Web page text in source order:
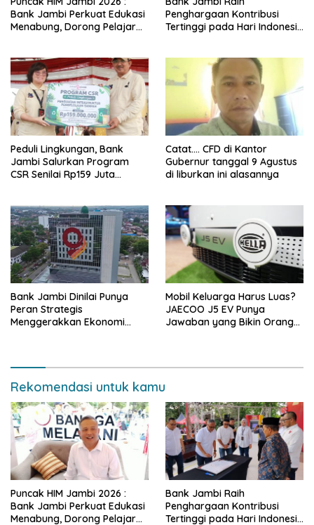
Bank Jambi Perkuat Edukasi
Menabung, Dorong Pelajar
Penghargaan Kontribusi
Tertinggi pada Hari Indonesia
Peduli Lingkungan, Bank
Jambi Salurkan Program
CSR Senilai Rp159 Juta
Catat…. CFD di Kantor
Gubernur tanggal 9 Agustus
di liburkan ini alasannya
Bank Jambi Dinilai Punya
Peran Strategis
Menggerakkan Ekonomi
Mobil Keluarga Harus Luas?
JAECOO J5 EV Punya
Jawaban yang Bikin Orang
Rekomendasi untuk kamu
Puncak HIM Jambi 2026 :
Bank Jambi Perkuat Edukasi
Menabung, Dorong Pelajar
Bank Jambi Raih
Penghargaan Kontribusi
Tertinggi pada Hari Indonesia